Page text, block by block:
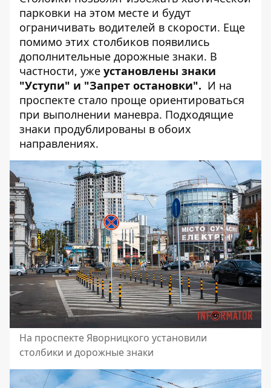
парковки на этом месте и будут
ограничивать водителей в скорости. Еще
помимо этих столбиков появились
дополнительные дорожные знаки. В
частности, уже установлены знаки
"Уступи" и "Запрет остановки". И на
проспекте стало проще ориентироваться
при выполнении маневра. Подходящие
знаки продублированы в обоих
направлениях.
На проспекте Яворницкого установили
столбики и дорожные знаки